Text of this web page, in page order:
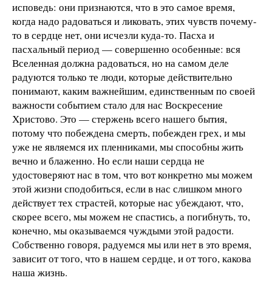
исповедь: они признаются, что в это самое время,
когда надо радоваться и ликовать, этих чувств почему-
то в сердце нет, они исчезли куда-то. Пасха и
пасхальный период — совершенно особенные: вся
Вселенная должна радоваться, но на самом деле
радуются только те люди, которые действительно
понимают, каким важнейшим, единственным по своей
важности событием стало для нас Воскресение
Христово. Это — стержень всего нашего бытия,
потому что побеждена смерть, побежден грех, и мы
уже не являемся их пленниками, мы способны жить
вечно и блаженно. Но если наши сердца не
удостоверяют нас в том, что вот конкретно мы можем
этой жизни сподобиться, если в нас слишком много
действует тех страстей, которые нас убеждают, что,
скорее всего, мы можем не спастись, а погибнуть, то,
конечно, мы оказываемся чуждыми этой радости.
Собственно говоря, радуемся мы или нет в это время,
зависит от того, что в нашем сердце, и от того, какова
наша жизнь.